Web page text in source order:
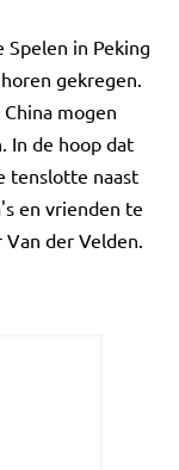
Spelen in Peking
gekregen.
mogen
In de hoop dat
tenslotte naast
en vrienden te
der Velden.